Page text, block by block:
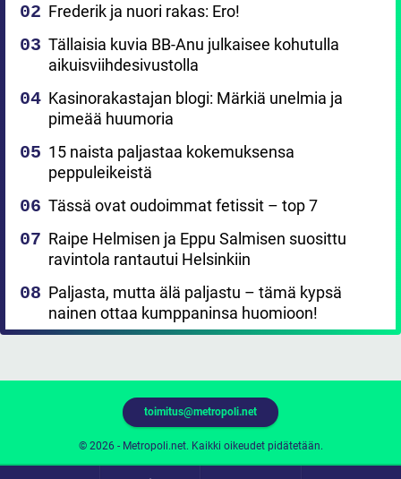
Frederik ja nuori rakas: Ero!
Tällaisia kuvia BB-Anu julkaisee kohutulla
aikuisviihdesivustolla
Kasinorakastajan blogi: Märkiä unelmia ja
pimeää huumoria
15 naista paljastaa kokemuksensa
peppuleikeistä
Tässä ovat oudoimmat fetissit – top 7
Raipe Helmisen ja Eppu Salmisen suosittu
ravintola rantautui Helsinkiin
Paljasta, mutta älä paljastu – tämä kypsä
nainen ottaa kumppaninsa huomioon!
© 2026 - Metropoli.net. Kaikki oikeudet pidätetään.
toimitus@metropoli.net